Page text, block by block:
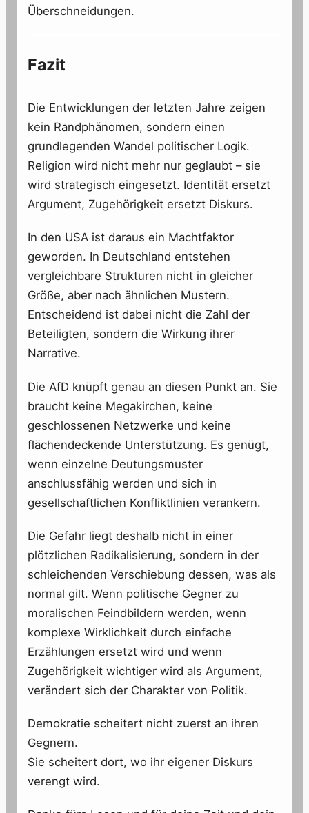
Überschneidungen.
Fazit
Die Entwicklungen der letzten Jahre zeigen
kein Randphänomen, sondern einen
grundlegenden Wandel politischer Logik.
Religion wird nicht mehr nur geglaubt – sie
wird strategisch eingesetzt. Identität ersetzt
Argument, Zugehörigkeit ersetzt Diskurs.
In den USA ist daraus ein Machtfaktor
geworden. In Deutschland entstehen
vergleichbare Strukturen nicht in gleicher
Größe, aber nach ähnlichen Mustern.
Entscheidend ist dabei nicht die Zahl der
Beteiligten, sondern die Wirkung ihrer
Narrative.
Die AfD knüpft genau an diesen Punkt an. Sie
braucht keine Megakirchen, keine
geschlossenen Netzwerke und keine
flächendeckende Unterstützung. Es genügt,
wenn einzelne Deutungsmuster
anschlussfähig werden und sich in
gesellschaftlichen Konfliktlinien verankern.
Die Gefahr liegt deshalb nicht in einer
plötzlichen Radikalisierung, sondern in der
schleichenden Verschiebung dessen, was als
normal gilt. Wenn politische Gegner zu
moralischen Feindbildern werden, wenn
komplexe Wirklichkeit durch einfache
Erzählungen ersetzt wird und wenn
Zugehörigkeit wichtiger wird als Argument,
verändert sich der Charakter von Politik.
Demokratie scheitert nicht zuerst an ihren
Gegnern.
Sie scheitert dort, wo ihr eigener Diskurs
verengt wird.